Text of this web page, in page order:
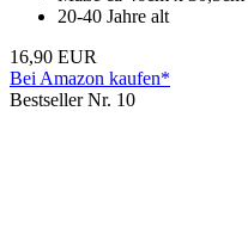
20-40 Jahre alt
16,90 EUR
Bei Amazon kaufen*
Bestseller Nr. 10